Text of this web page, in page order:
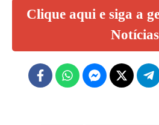
Clique aqui e siga a
Notícias